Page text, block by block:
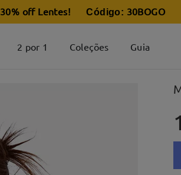
30% off Lentes! Código: 30BOGO
2 por 1 Coleções Guia